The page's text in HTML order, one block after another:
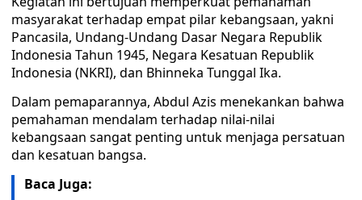
masyarakat terhadap empat pilar kebangsaan, yakni
Pancasila, Undang-Undang Dasar Negara Republik
Indonesia Tahun 1945, Negara Kesatuan Republik
Indonesia (NKRI), dan Bhinneka Tunggal Ika.
Dalam pemaparannya, Abdul Azis menekankan bahwa
pemahaman mendalam terhadap nilai-nilai
kebangsaan sangat penting untuk menjaga persatuan
dan kesatuan bangsa.
Baca Juga: